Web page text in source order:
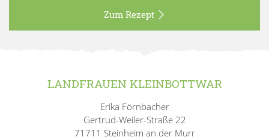
Zum Rezept
LANDFRAUEN KLEINBOTTWAR
Erika Förnbacher
Gertrud-Weiler-Straße 22
71711 Steinheim an der Murr